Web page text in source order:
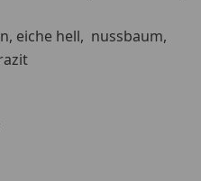
eiche hell, nussbaum,